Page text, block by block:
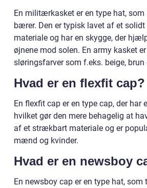
En militærkasket er en type hat,
bærer. Den er typisk lavet af et
materiale og har en skygge, der
øjnene mod solen. En army kasket
sløringsfarver som f.eks. beige, brun
Hvad er en flexfit cap?
En flexfit cap er en type cap, der har
hvilket gør den mere behagelig at
af et strækbart materiale og er
mænd og kvinder.
Hvad er en newsboy
En newsboy cap er en type hat,